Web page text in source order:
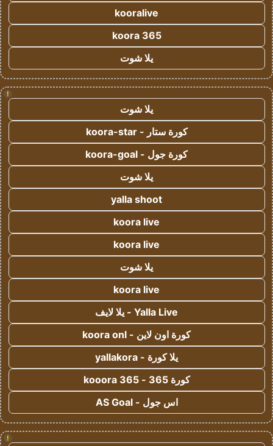
kooralive
koora 365
يلا شوت
!
يلا شوت
كورة ستار - koora-star
كورة جول - koora-goal
يلا شوت
yalla shoot
koora live
koora live
يلا شوت
koora live
Yalla Live - يلا لايف
كورة اون لاين - koora onl
يلا كورة - yallakora
كورة 365 - kooora 365
اس جول - AS Goal
!